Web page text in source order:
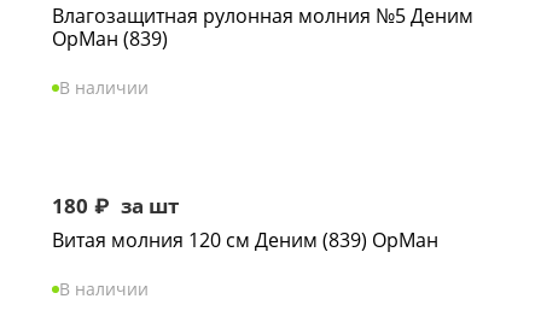
Влагозащитная рулонная молния №5 Деним
ОрМан (839)
В наличии
180 ₽ за шт
Витая молния 120 см Деним (839) ОрМан
В наличии